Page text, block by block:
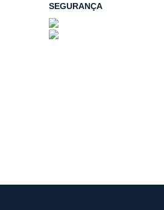
SEGURANÇA